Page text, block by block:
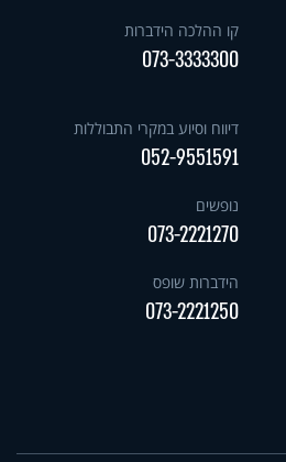
קו ההלכה הידברות
073-3333300
דיווח וסיוע במקרי התבוללות
052-9551591
נופשים
073-2221270
הידברות שופס
073-2221250